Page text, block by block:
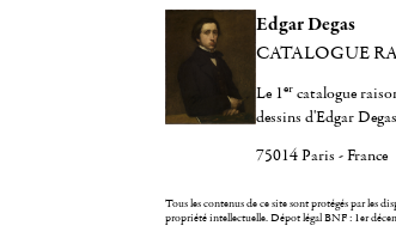
Edgar Degas
CATALOGUE
Le 1er catalogue
dessins d'Edgar
75014 Paris - France
Tous les contenus de ce site sont protégés par les
propriété intellectuelle.Dépot légal BNF : 1er